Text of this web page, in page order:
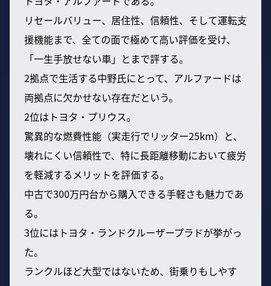
リセールバリュー、居住性、信頼性、そして運転支
援機能まで、全ての面で極めて高い評価を受け、
「一生手放せない車」とまで評する。
2拠点で生活する中野氏にとって、アルファードは
両拠点に欠かせない存在だという。
2位はトヨタ・プリウス。
驚異的な燃費性能（実走行でリッター25km）と、
壊れにくい信頼性で、特に長距離移動において疲労
を軽減するメリットを評価する。
中古で300万円台から購入できる手軽さも魅力であ
る。
3位にはトヨタ・ランドクルーザープラドが挙がっ
た。
ランクルほど大型ではないため、街乗りもしやす